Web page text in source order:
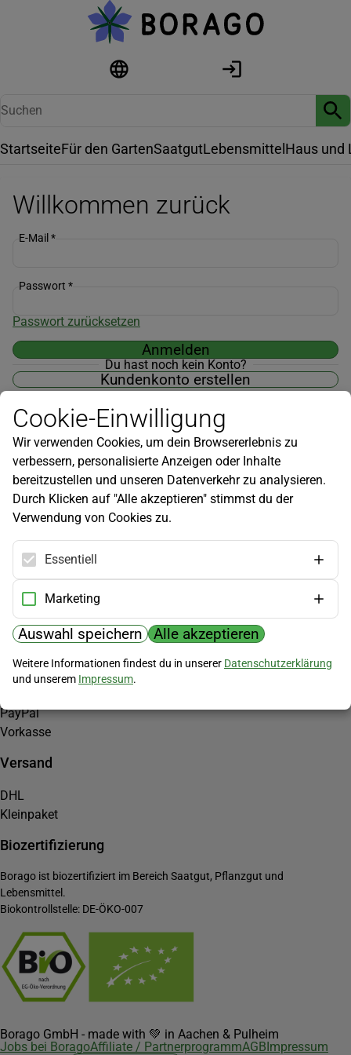
StartseiteFür den GartenSaatgutLebensmittel Haus und
Willkommen zurück
E-Mail *
Passwort *
Passwort zurücksetzen
Anmelden
Du hast noch kein Konto?
Kundenkonto erstellen
Newsletter
Infos zu neuen Produkten, Gartentipps und mehr findest du in
unserem Newsletter!
Jetzt anmelden
Hilfe
Kundenservice
Widerrufsbelehrung
Zahlungsmöglichkeiten
PayPal
Vorkasse
Versand
DHL
Kleinpaket
Biozertifizierung
Borago ist biozertifiziert im Bereich Saatgut, Pflanzgut und
Lebensmittel.
Biokontrollstelle: DE-ÖKO-007
Borago GmbH - made with 💚 in Aachen & Pulheim
Jobs bei BoragoAffiliate / PartnerprogrammAGB Impressum
Cookie-Einwilligung
Wir verwenden Cookies, um dein Browsererlebnis zu
verbessern, personalisierte Anzeigen oder Inhalte
bereitzustellen und unseren Datenverkehr zu analysieren.
Durch Klicken auf "Alle akzeptieren" stimmst du der
Verwendung von Cookies zu.
Essentiell
Marketing
Auswahl speichern Alle akzeptieren
Weitere Informationen findest du in unserer Datenschutzerklärung
und unserem Impressum.